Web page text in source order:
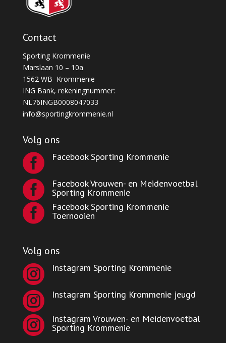
Contact
Sporting Krommenie
Marslaan 10 – 10a
1562 WB Krommenie
ING Bank, rekeningnummer:
NL76INGB0008047033
info@sportingkrommenie.nl
Volg ons
 Facebook Sporting Krommenie
 Facebook Vrouwen- en Meidenvoetbal
Sporting Krommenie
 Facebook Sporting Krommenie
Toernooien
Volg ons
 Instagram Sporting Krommenie
 Instagram Sporting Krommenie jeugd
 Instagram Vrouwen- en Meidenvoetbal
Sporting Krommenie